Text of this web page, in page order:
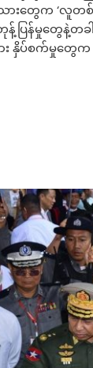
းတွေက ‘လူတ
န်မှုတွေနဲ့တခါ
း နှိပ်စက်မှုတွ